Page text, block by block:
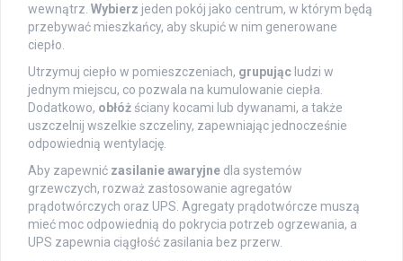
wewnątrz. Wybierz jeden pokój jako centrum, w którym będą
przebywać mieszkańcy, aby skupić w nim generowane
ciepło.
Utrzymuj ciepło w pomieszczeniach, grupując ludzi w
jednym miejscu, co pozwala na kumulowanie ciepła.
Dodatkowo, obłóż ściany kocami lub dywanami, a także
uszczelnij wszelkie szczeliny, zapewniając jednocześnie
odpowiednią wentylację.
Aby zapewnić zasilanie awaryjne dla systemów
grzewczych, rozważ zastosowanie agregatów
prądotwórczych oraz UPS. Agregaty prądotwórcze muszą
mieć moc odpowiednią do pokrycia potrzeb ogrzewania, a
UPS zapewnia ciągłość zasilania bez przerw.